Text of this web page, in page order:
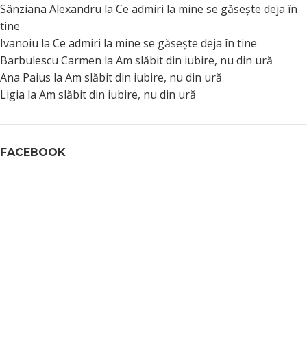
Sânziana Alexandru la Ce admiri la mine se găsește deja în
tine
Ivanoiu la Ce admiri la mine se găsește deja în tine
Barbulescu Carmen la Am slăbit din iubire, nu din ură
Ana Paius la Am slăbit din iubire, nu din ură
Ligia la Am slăbit din iubire, nu din ură
FACEBOOK